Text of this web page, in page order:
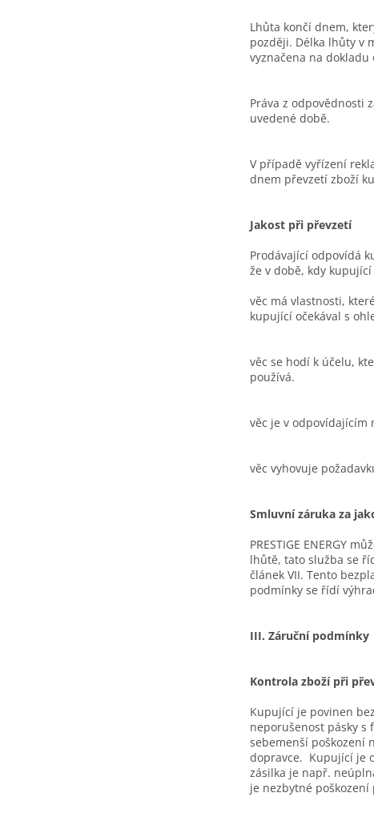
Lhůta končí dnem,
později. Délka lhůty v
vyznačena na dokladu
Práva z odpovědnosti
uvedené době.
V případě vyřízení
dnem převzetí zboží
Jakost při převzetí
Prodávající odpovídá
že v době, kdy
věc má vlastnosti,
kupující očekával s
věc se hodí k účelu,
používá.
věc je v odpovídajícím
věc vyhovuje
Smluvní záruka za
PRESTIGE ENERGY
lhůtě, tato služba se
článek VII. Tento
podmínky se řídí
III. Záruční podmínky
Kontrola zboží při
Kupující je povinen
neporušenost pásky s
sebemenší poškození
dopravce. Kupující je
zásilka je např.
je nezbytné